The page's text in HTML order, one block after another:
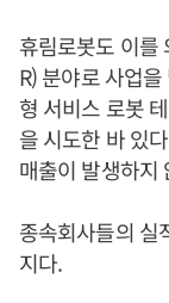
휴림로봇도 이를
R) 분야로 사업
형 서비스 로봇
을 시도한 바 있
매출이 발생하지
종속회사들의 실
지다.